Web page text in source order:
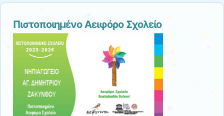
Πιστοποιημένο Αειφόρο Σχολείο